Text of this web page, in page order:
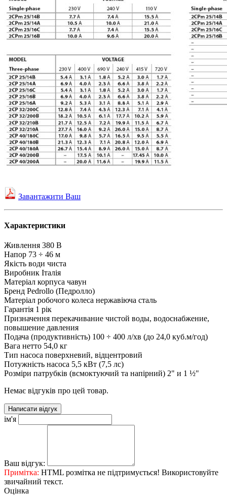
Завантажити Ваш
Характеристики
Живлення 380 В
Напор 73 ÷ 46 м
Якість води чиста
Виробник Італія
Матеріал корпуса чавун
Бренд Pedrollo (Педролло)
Матеріал робочого колеса нержавіюча сталь
Гарантія 1 рік
Призначення перекачивание чистой воды, водоснабжение,
повышение давления
Подача (продуктивність) 100 ÷ 400 л/хв (до 24,0 куб.м/год)
Вага нетто 54,0 кг
Тип насоса поверхневий, відцентровий
Потужність насоса 5,5 кВт (7,5 лс)
Розміри патрубків (всмоктуючий та напірний) 2" и 1 ½"
Немає відгуків про цей товар.
Написати відгук
ім'я
Ваш відгук:
Примітка: HTML розмітка не підтримується! Використовуйте
звичайний текст.
Оцінка